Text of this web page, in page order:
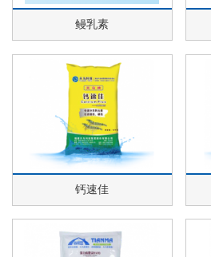
鳗乳素
钙速佳